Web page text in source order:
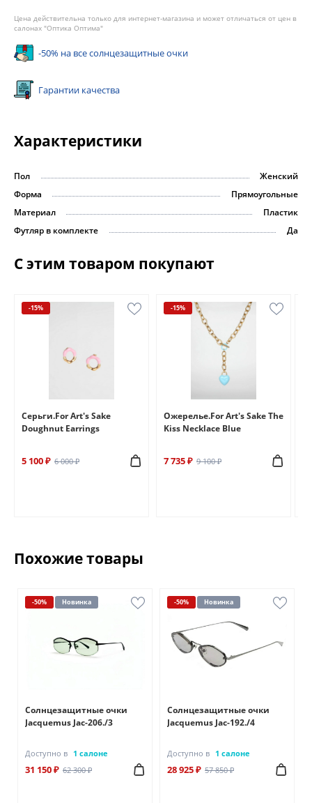
Цена действительна только для интернет-магазина и может отличаться от цен в
салонах "Оптика Оптима"
-50% на все солнцезащитные очки
Гарантии качества
Характеристики
Пол
Женский
Форма
Прямоугольные
Материал
Пластик
Футляр в комплекте
Да
С этим товаром покупают
-15%
Серьги.For Art's Sake
Doughnut Earrings
5 100 ₽ 6 000 ₽
-15%
Ожерелье.For Art's Sake The
Kiss Necklace Blue
7 735 ₽ 9 100 ₽
Похожие товары
-50% Новинка
Солнцезащитные очки
Jacquemus Jac-206./3
Доступно в 1 салоне
31 150 ₽ 62 300 ₽
-50% Новинка
Солнцезащитные очки
Jacquemus Jac-192./4
Доступно в 1 салоне
28 925 ₽ 57 850 ₽